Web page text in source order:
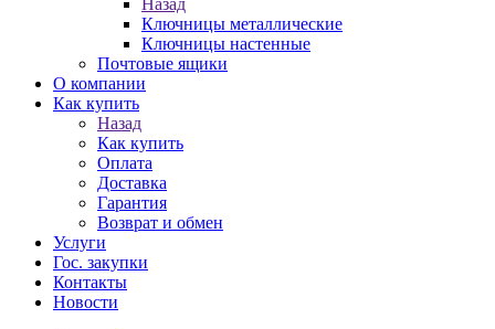
Назад
Ключницы металлические
Ключницы настенные
Почтовые ящики
О компании
Как купить
Назад
Как купить
Оплата
Доставка
Гарантия
Возврат и обмен
Услуги
Гос. закупки
Контакты
Новости